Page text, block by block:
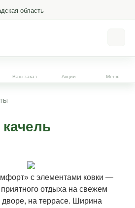
область
Ваш заказ Акции Меню
с элементами ковки —
отдыха на свежем
дворе, на террасе. Ширина